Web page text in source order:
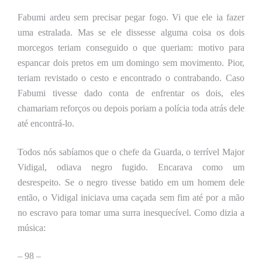
Fabumi ardeu sem precisar pegar fogo. Vi que ele ia fazer
uma estralada. Mas se ele dissesse alguma coisa os dois
morcegos teriam conseguido o que queriam: motivo para
espancar dois pretos em um domingo sem movimento. Pior,
teriam revistado o cesto e encontrado o contrabando. Caso
Fabumi tivesse dado conta de enfrentar os dois, eles
chamariam reforços ou depois poriam a polícia toda atrás dele
até encontrá-lo.
Todos nós sabíamos que o chefe da Guarda, o terrível Major
Vidigal, odiava negro fugido. Encarava como um
desrespeito. Se o negro tivesse batido em um homem dele
então, o Vidigal iniciava uma caçada sem fim até por a mão
no escravo para tomar uma surra inesquecível. Como dizia a
música:
– 98 –